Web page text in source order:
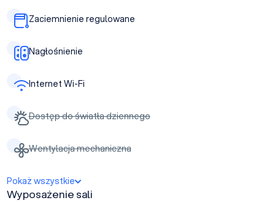
Zaciemnienie regulowane
Nagłośnienie
Internet Wi-Fi
Dostęp do światła dziennego
Wentylacja mechaniczna
Pokaż wszystkie
Wyposażenie sali